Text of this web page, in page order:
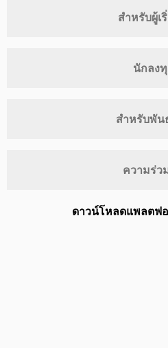
สำหรับผู้เ
นักลง
สำหรับพัน
ความร่ว
ดาวน์โหลดแพลตฟ